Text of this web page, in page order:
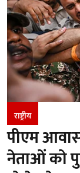
राष्ट्रीय
पीएम
नेताओं को